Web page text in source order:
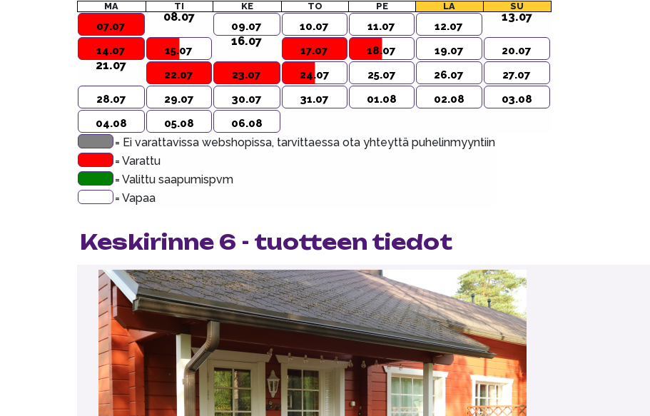
MA TI KE TO PE LA SU
07.07
08.07
09.07 10.07 11.07 12.07
13.07
14.07 15.07
16.07
17.07 18.07 19.07 20.07
21.07
22.07 23.07 24.07 25.07 26.07
27.07
28.07
29.07 30.07 31.07 01.08 02.08
03.08
04.08
05.08 06.08
= Ei varattavissa webshopissa, tarvittaessa ota yhteyttä puhelinmyyntiin
= Varattu
= Valittu saapumispvm
= Vapaa
Keskirinne 6 - tuotteen tiedot